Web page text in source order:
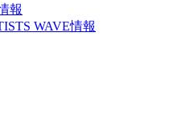
報
WAVE情報